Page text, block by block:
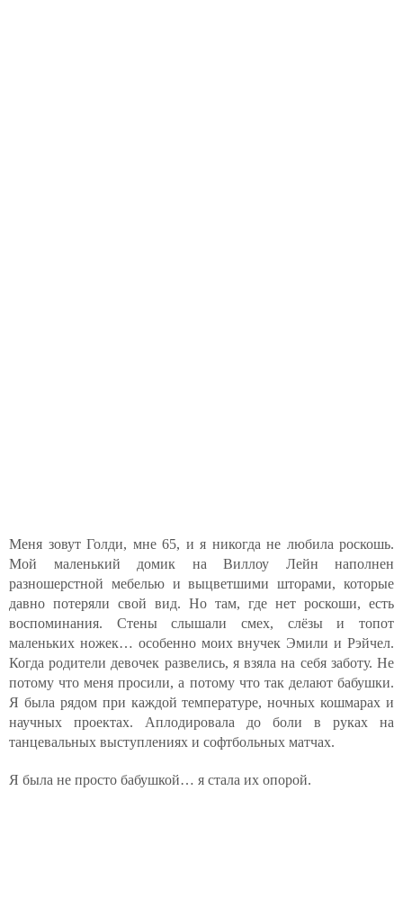
Меня зовут Голди, мне 65, и я никогда не любила роскошь.
Мой маленький домик на Виллоу Лейн наполнен
разношерстной мебелью и выцветшими шторами, которые
давно потеряли свой вид. Но там, где нет роскоши, есть
воспоминания. Стены слышали смех, слёзы и топот
маленьких ножек… особенно моих внучек Эмили и Рэйчел.
Когда родители девочек развелись, я взяла на себя заботу. Не
потому что меня просили, а потому что так делают бабушки.
Я была рядом при каждой температуре, ночных кошмарах и
научных проектах. Аплодировала до боли в руках на
танцевальных выступлениях и софтбольных матчах.
Я была не просто бабушкой… я стала их опорой.